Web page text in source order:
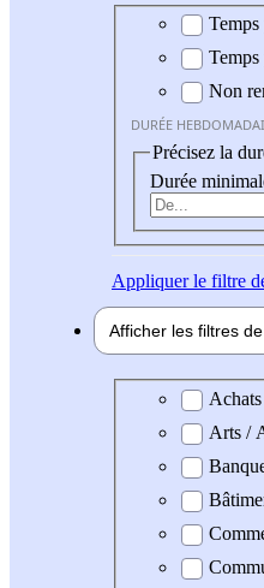
Durée
Temps
Temps
Non
DURÉE
Précisez la
Durée
Appliquerle filtre
Afficher les filtres de
Domaine
Arts /